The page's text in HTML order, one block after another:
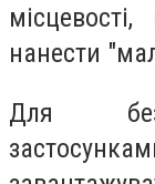
нанести
Для